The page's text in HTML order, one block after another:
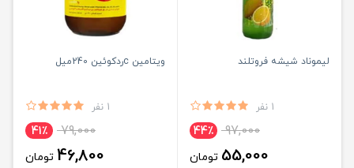
لیموناد شیشه فروتلند
1 نفر
97,000 44٪
55,000 تومان
ویتامین cردکوئین 240میل
1 نفر
79,000 41٪
46,800 تومان